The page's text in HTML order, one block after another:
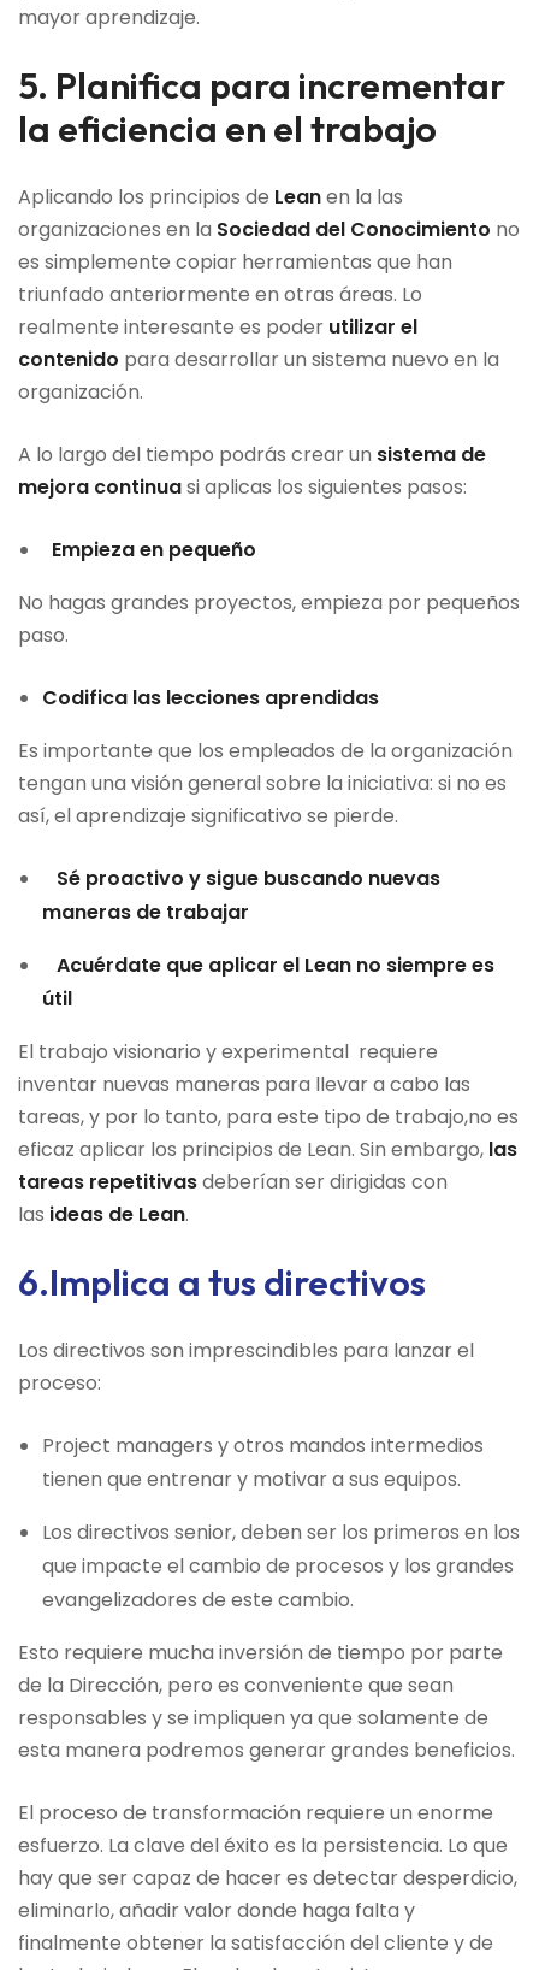
mayor aprendizaje.
5. Planifica para incrementar
la eficiencia en el trabajo
Aplicando los principios de Leanen la las
organizaciones en la Sociedad del Conocimiento no
es simplemente copiar herramientas que han
triunfado anteriormente en otras áreas. Lo
realmente interesante es poder utilizar el
contenido para desarrollar un sistema nuevo en la
organización.
A lo largo del tiempo podrás crear un sistema de
mejora continuasi aplicas los siguientes pasos:
Empieza en pequeño
No hagas grandes proyectos, empieza por pequeños
paso.
Codifica las lecciones aprendidas
Es importante que los empleados de la organización
tengan una visión general sobre la iniciativa: si no es
así, el aprendizaje significativo se pierde.
Sé proactivo y sigue buscando nuevas
maneras de trabajar
Acuérdate que aplicar el Lean no siempre es
útil
El trabajo visionario y experimental requiere
inventar nuevas maneras para llevar a cabo las
tareas, y por lo tanto, para este tipo de trabajo,no es
eficaz aplicar los principios de Lean. Sin embargo, las
tareas repetitivasdeberían ser dirigidas con
las ideas de Lean.
6.Implica a tus directivos
Los directivos son imprescindibles para lanzar el
proceso:
Project managers y otros mandos intermedios
tienen que entrenar y motivar a sus equipos.
Los directivos senior, deben ser los primeros en los
que impacte el cambio de procesos y los grandes
evangelizadores de este cambio.
Esto requiere mucha inversión de tiempo por parte
de la Dirección, pero es conveniente que sean
responsables y se impliquen ya que solamente de
esta manera podremos generar grandes beneficios.
El proceso de transformación requiere un enorme
esfuerzo. La clave del éxito es la persistencia. Lo que
hay que ser capaz de hacer es detectar desperdicio,
eliminarlo, añadir valor donde haga falta y
finalmente obtener la satisfacción del cliente y de